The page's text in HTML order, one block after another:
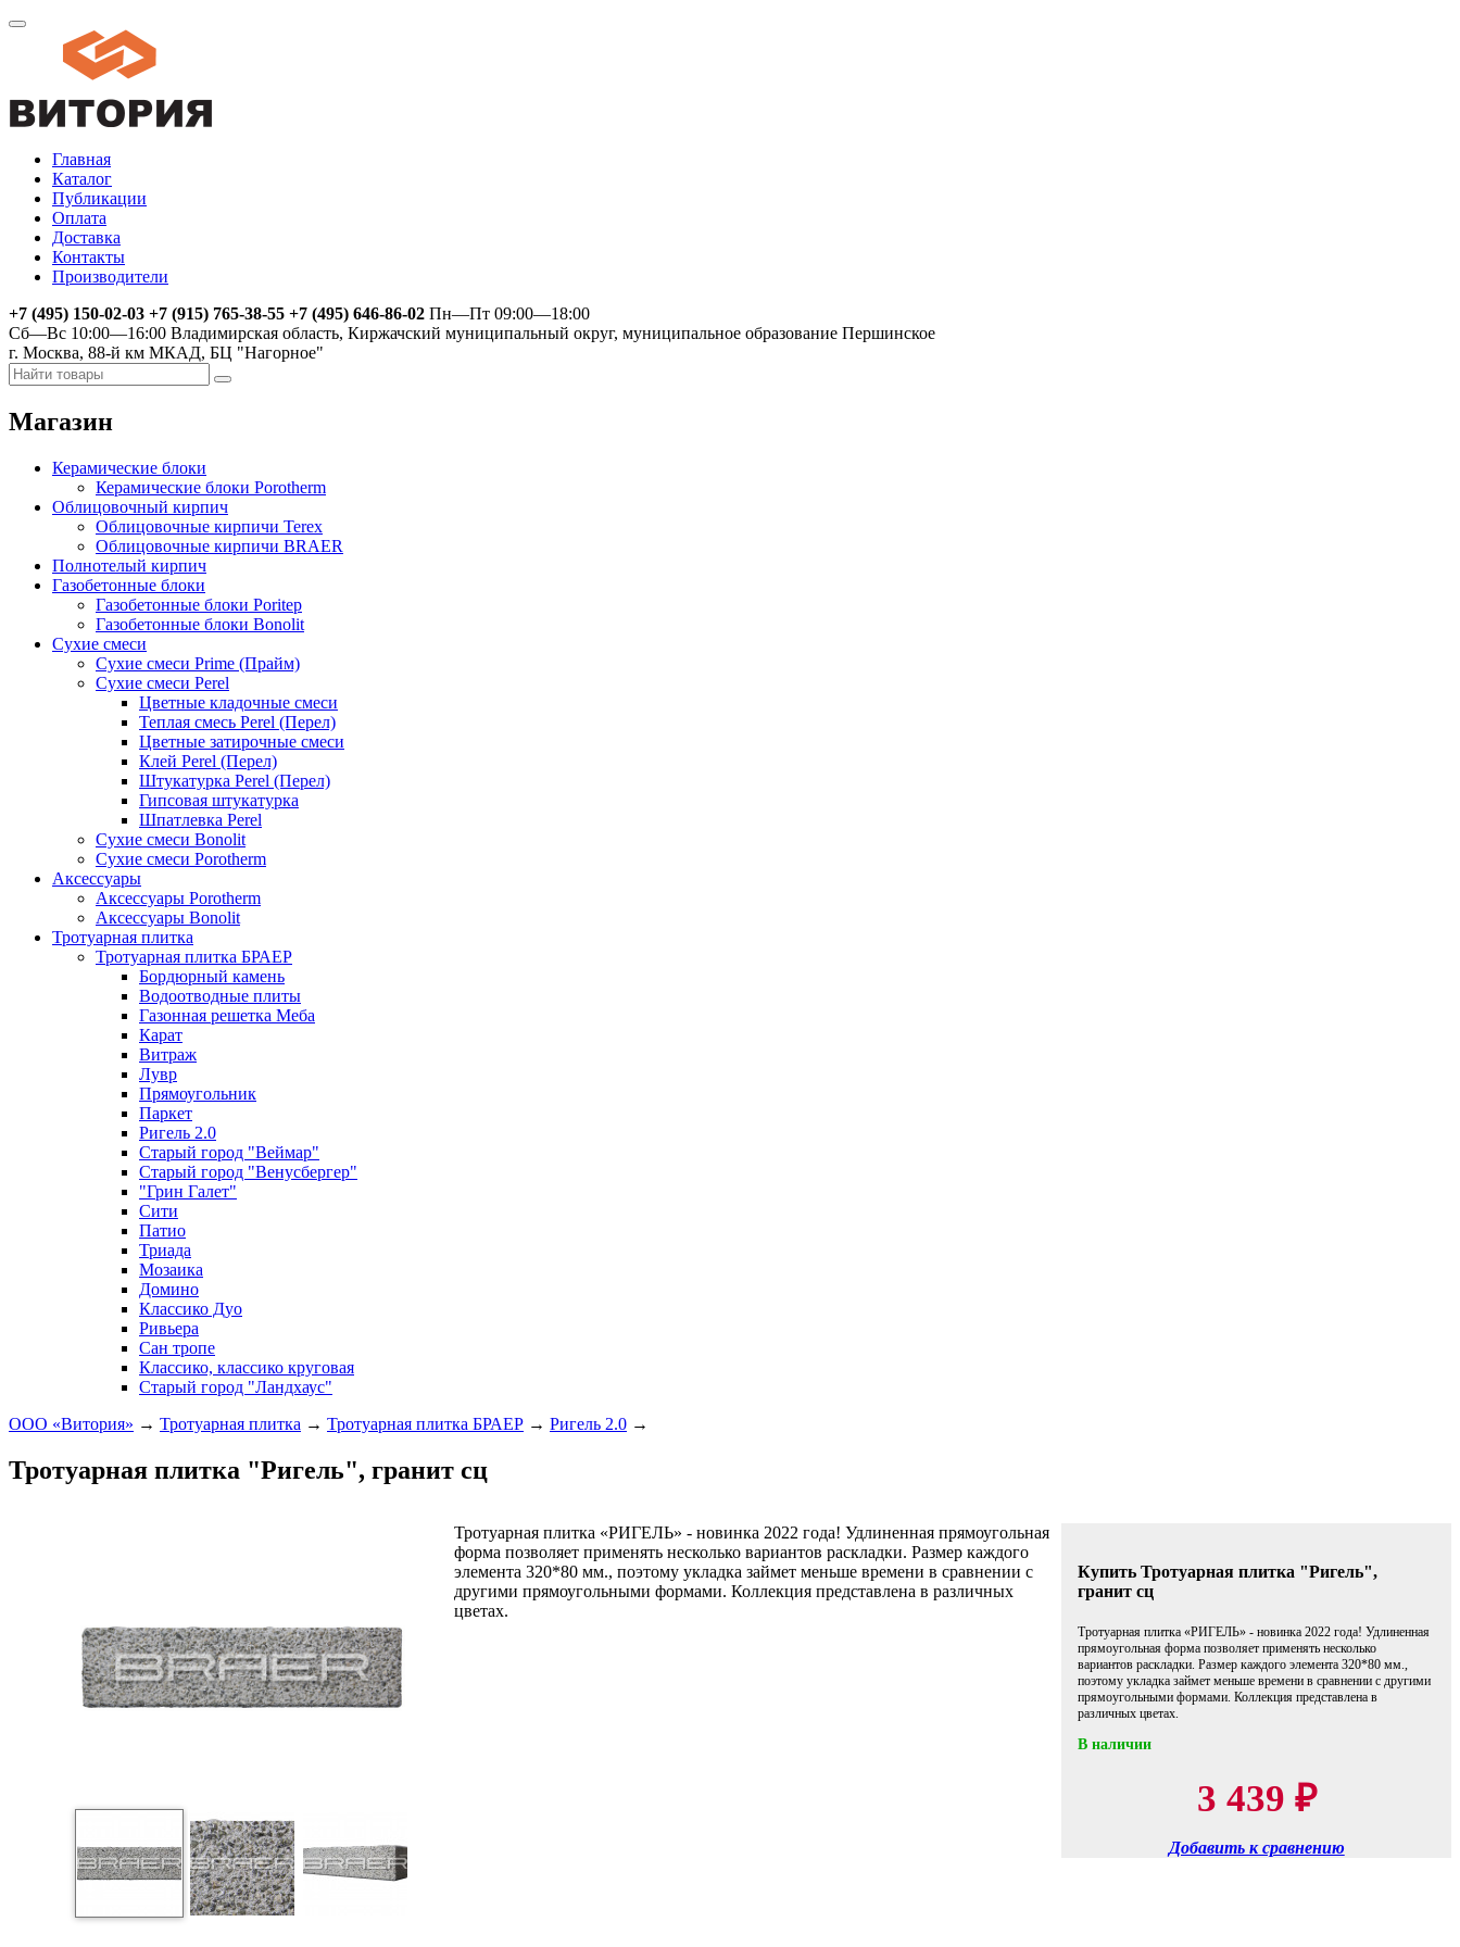
Главная
Каталог
Публикации
Оплата
Доставка
Контакты
Производители
+7 (495) 150-02-03 +7 (915) 765-38-55 +7 (495) 646-86-02 Пн—Пт 09:00—18:00
Сб—Вс 10:00—16:00 Владимирская область, Киржачский муниципальный округ, муниципальное образование Першинское
г. Москва, 88-й км МКАД, БЦ "Нагорное"
Магазин
Керамические блоки
Керамические блоки Porotherm
Облицовочный кирпич
Облицовочные кирпичи Terex
Облицовочные кирпичи BRAER
Полнотелый кирпич
Газобетонные блоки
Газобетонные блоки Poritep
Газобетонные блоки Bonolit
Сухие смеси
Сухие смеси Prime (Прайм)
Сухие смеси Perel
Цветные кладочные смеси
Теплая смесь Perel (Перел)
Цветные затирочные смеси
Клей Perel (Перел)
Штукатурка Perel (Перел)
Гипсовая штукатурка
Шпатлевка Perel
Сухие смеси Bonolit
Сухие смеси Porotherm
Аксессуары
Аксессуары Porotherm
Аксессуары Bonolit
Тротуарная плитка
Тротуарная плитка БРАЕР
Бордюрный камень
Водоотводные плиты
Газонная решетка Меба
Карат
Витраж
Лувр
Прямоугольник
Паркет
Ригель 2.0
Старый город "Веймар"
Старый город "Венусбергер"
"Грин Галет"
Сити
Патио
Триада
Мозаика
Домино
Классико Дуо
Ривьера
Сан тропе
Классико, классико круговая
Старый город "Ландхаус"
ООО «Витория» → Тротуарная плитка → Тротуарная плитка БРАЕР → Ригель 2.0 →
Тротуарная плитка "Ригель", гранит сц
Купить Тротуарная плитка "Ригель",
гранит сц
Тротуарная плитка «РИГЕЛЬ» - новинка 2022 года! Удлиненная
прямоугольная форма позволяет применять несколько
вариантов раскладки. Размер каждого элемента 320*80 мм.,
поэтому укладка займет меньше времени в сравнении с другими
прямоугольными формами. Коллекция представлена в
различных цветах.
В наличии
3 439 ₽
Добавить к сравнению
Тротуарная плитка «РИГЕЛЬ» - новинка 2022 года! Удлиненная прямоугольная
форма позволяет применять несколько вариантов раскладки. Размер каждого
элемента 320*80 мм., поэтому укладка займет меньше времени в сравнении с
другими прямоугольными формами. Коллекция представлена в различных
цветах.